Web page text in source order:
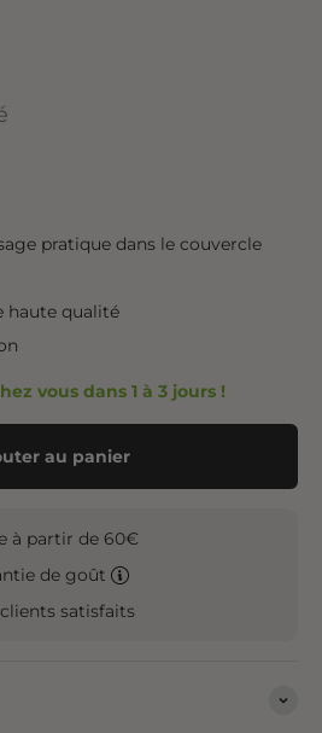
pratique dans le couvercle
haute qualité
vous dans 1 à 3 jours !
au panier
à partir de 60€
de goût
satisfaits